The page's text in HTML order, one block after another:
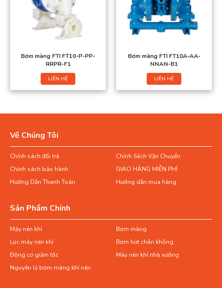
Bơm màng FTI FT10-P-PP-
RRPR-F1
LIÊN HỆ
Bơm màng FTI FT10A‐AA‐
NNAN-B1
LIÊN HỆ
Về Chúng Tôi
Chính sách đổi trả
Chính Sách Vận Chuyển
Chính sách bảo hành
GIAO HÀNG MIỄN PHÍ
Hướng Dẫn Thanh Toán
Hướng dẫn mua hàng
Sản Phẩm Chính
Máy nén khí
Bơm màng
Lọc máy nén khí
Bơm hút chân không
Động cơ giảm tốc
Máy nén khí nhà xưởng
Nguyên lý bơm màng khí nén